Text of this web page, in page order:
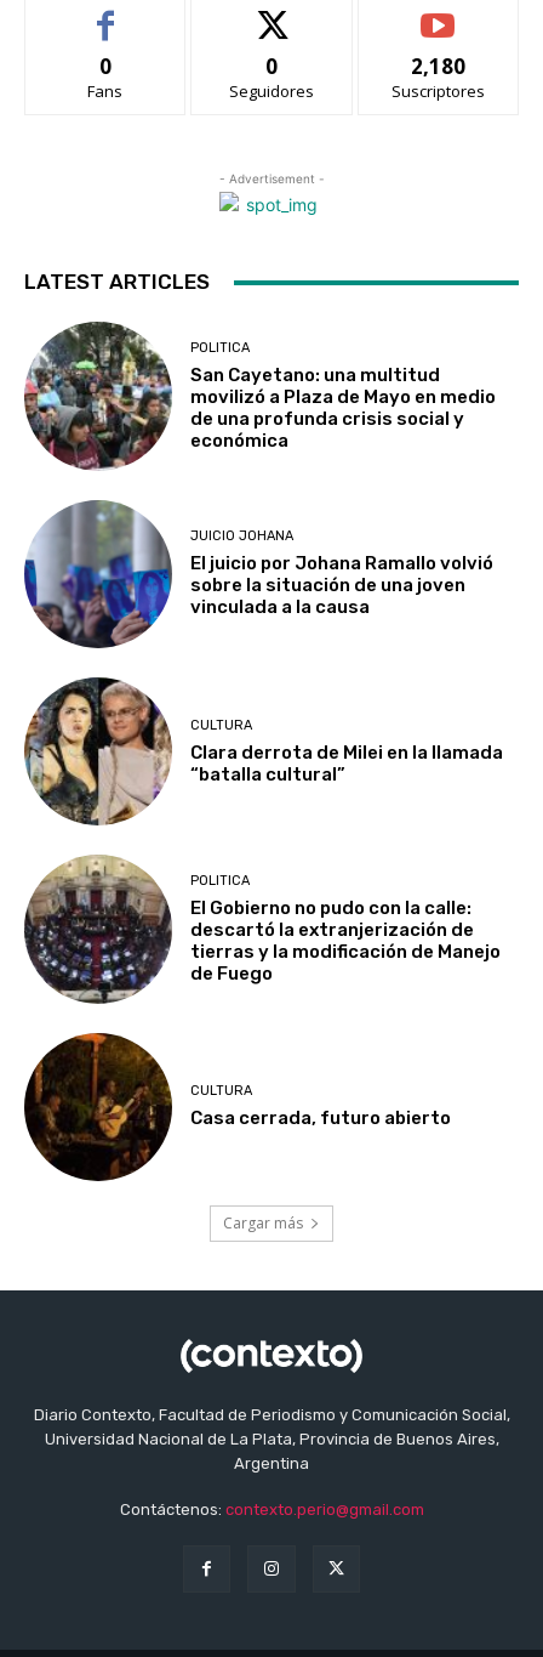
0
Fans
0
Seguidores
2,180
Suscriptores
- Advertisement -
LATEST ARTICLES
POLITICA
San Cayetano: una multitud
movilizó a Plaza de Mayo en medio
de una profunda crisis social y
económica
JUICIO JOHANA
El juicio por Johana Ramallo volvió
sobre la situación de una joven
vinculada a la causa
CULTURA
Clara derrota de Milei en la llamada
“batalla cultural”
POLITICA
El Gobierno no pudo con la calle:
descartó la extranjerización de
tierras y la modificación de Manejo
de Fuego
CULTURA
Casa cerrada, futuro abierto
Cargar más
Diario Contexto, Facultad de Periodismo y Comunicación Social,
Universidad Nacional de La Plata, Provincia de Buenos Aires,
Argentina
Contáctenos: contexto.perio@gmail.com